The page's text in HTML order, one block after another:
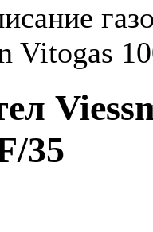
Vitogas
35